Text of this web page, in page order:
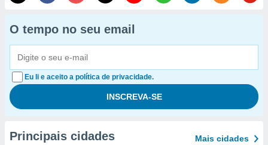
O tempo no seu email
Eu li e aceito a política de privacidade.
Principais cidades Mais cidades